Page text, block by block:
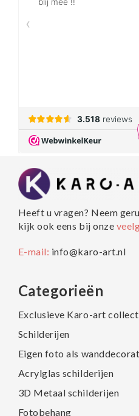
Heeft u vragen? Neem
kijk ook eens bij onze
E-mail: info@karo-art.nl
Categorieën
Exclusieve Karo-art
Schilderijen
Eigen foto als
Acrylglas schilderijen
3D Metaal schilderijen
Fotobehang